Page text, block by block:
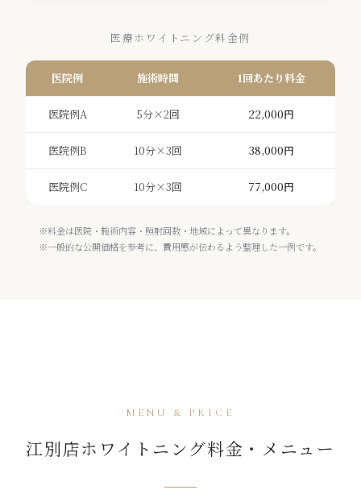
医療ホワイトニング料金例
医院例 施術時間 1回あたり料金
医院例A 5分×2回 22,000円
医院例B 10分×3回 38,000円
医院例C 10分×3回 77,000円
※料金は医院・施術内容・照射回数・地域によって異なります。
※一般的な公開価格を参考に、費用感が伝わるよう整理した一例です。
MENU & PRICE
江別店ホワイトニング料金・メニュー